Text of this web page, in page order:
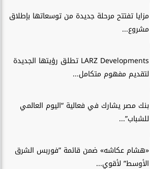
مزايا تفتتح مرحلة جديدة من توسعاتها بإطلاق
مشروع...
LARZ Developments تطلق رؤيتها الجديدة
لتقديم مفهوم متكامل...
بنك مصر يشارك في فعالية “اليوم العالمي
للشباب”...
«هشام عكاشه» ضمن قائمة ”فوربس الشرق
الأوسط” لأقوي...